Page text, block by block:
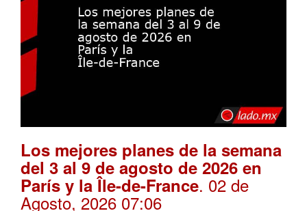
Los mejores planes de la semana
del 3 al 9 de agosto de 2026 en
París y la Île-de-France. 02 de
Agosto, 2026 07:06